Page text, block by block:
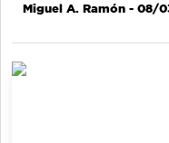
Miguel A. Ramón - 08/